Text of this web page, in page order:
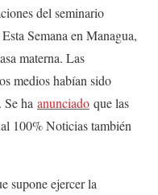
del seminario
Semana en Managua,
materna. Las
medios habían sido
ha anunciado que las
100% Noticias también
supone ejercer la